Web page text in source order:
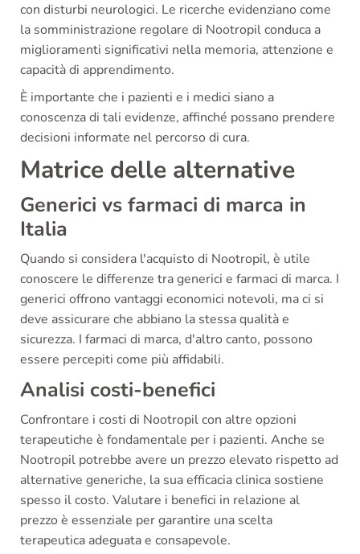
con disturbi neurologici. Le ricerche evidenziano come
la somministrazione regolare di Nootropil conduca a
miglioramenti significativi nella memoria, attenzione e
capacità di apprendimento.
È importante che i pazienti e i medici siano a
conoscenza di tali evidenze, affinché possano prendere
decisioni informate nel percorso di cura.
Matrice delle alternative
Generici vs farmaci di marca in
Italia
Quando si considera l'acquisto di Nootropil, è utile
conoscere le differenze tra generici e farmaci di marca. I
generici offrono vantaggi economici notevoli, ma ci si
deve assicurare che abbiano la stessa qualità e
sicurezza. I farmaci di marca, d'altro canto, possono
essere percepiti come più affidabili.
Analisi costi-benefici
Confrontare i costi di Nootropil con altre opzioni
terapeutiche è fondamentale per i pazienti. Anche se
Nootropil potrebbe avere un prezzo elevato rispetto ad
alternative generiche, la sua efficacia clinica sostiene
spesso il costo. Valutare i benefici in relazione al
prezzo è essenziale per garantire una scelta
terapeutica adeguata e consapevole.